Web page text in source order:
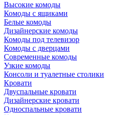
Высокие комоды
Комоды с ящиками
Белые комоды
Дизайнерские комоды
Комоды под телевизор
Комоды с дверцами
Современные комоды
Узкие комоды
Консоли и туалетные столики
Кровати
Двуспальные кровати
Дизайнерские кровати
Односпальные кровати